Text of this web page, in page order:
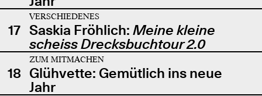
17
VERSCHIEDENES
Saskia Fröhlich: Meine kleine
scheiss Drecksbuchtour 2.0
18
ZUM MITMACHEN
Glühvette: Gemütlich ins neue
Jahr